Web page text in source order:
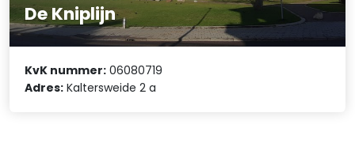
De Kniplijn
KvK nummer: 06080719
Adres: Kaltersweide 2 a